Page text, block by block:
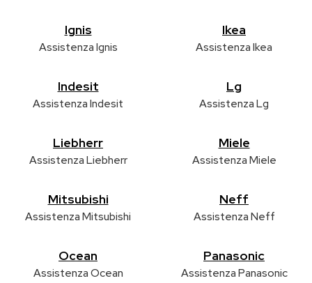
Ignis
Assistenza Ignis
Ikea
Assistenza Ikea
Indesit
Assistenza Indesit
Lg
Assistenza Lg
Liebherr
Assistenza Liebherr
Miele
Assistenza Miele
Mitsubishi
Assistenza Mitsubishi
Neff
Assistenza Neff
Ocean
Assistenza Ocean
Panasonic
Assistenza Panasonic